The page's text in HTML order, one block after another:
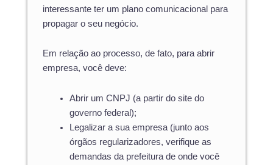
interessante ter um plano comunicacional para
propagar o seu negócio.
Em relação ao processo, de fato, para abrir
empresa, você deve:
Abrir um CNPJ (a partir do site do
governo federal);
Legalizar a sua empresa (junto aos
órgãos regularizadores, verifique as
demandas da prefeitura de onde você